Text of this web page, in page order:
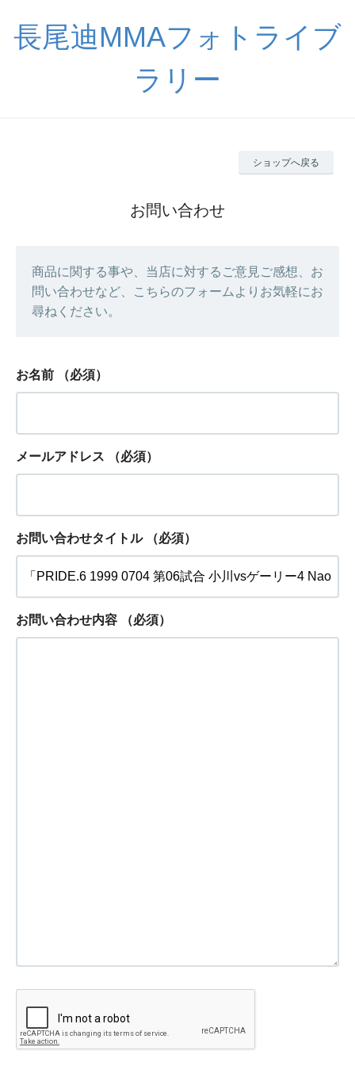
長尾迪MMAフォトライブ
ラリー
ショップへ戻る
お問い合わせ
商品に関する事や、当店に対するご意見ご感想、お
問い合わせなど、こちらのフォームよりお気軽にお
尋ねください。
お名前 （必須）
メールアドレス （必須）
お問い合わせタイトル （必須）
お問い合わせ内容 （必須）